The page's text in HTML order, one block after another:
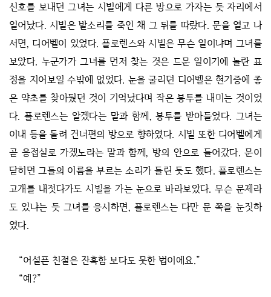
신호를 보내던 그녀는 시빌에게 다른 방으로 가자는 듯 자리에서
일어났다. 시빌은 발소리를 죽인 채 그 뒤를 따랐다. 문을 열고 나
서면, 디어벨이 있었다. 플로렌스와 시빌은 무슨 일이냐며 그녀를
보았다. 누군가가 그녀를 먼저 찾는 것은 드문 일이기에 놀란 표
정을 지어보일 수밖에 없었다. 눈을 굴리던 디어벨은 현기증에 좋
은 약초를 찾아뒀던 것이 기억났다며 작은 봉투를 내미는 것이었
다. 플로렌스는 알겠다는 말과 함께, 봉투를 받아들었다. 그녀는
이내 등을 돌려 건너편의 방으로 향하였다. 시빌 또한 디어벨에게
곧 응접실로 가겠노라는 말과 함께, 방의 안으로 들어갔다. 문이
닫히면 그들의 이름을 부르는 소리가 들린 듯도 했다. 플로렌스는
고개를 내젓다가도 시빌을 가는 눈으로 바라보았다. 무슨 문제라
도 있냐는 듯 그녀를 응시하면, 플로렌스는 다만 문 쪽을 눈짓하
였다.
“어설픈 친절은 잔혹함 보다도 못한 법이에요.”
“예?”